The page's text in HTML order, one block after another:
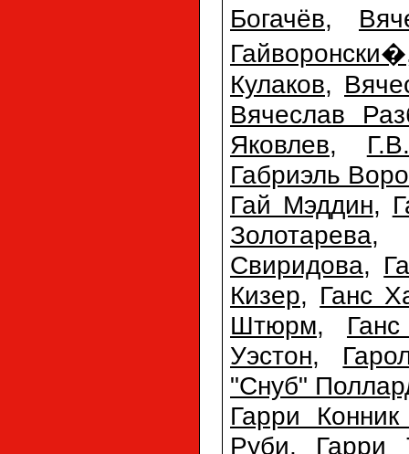
Богачёв,
Гайворонски�
Кулаков,
Вячеслав
Яковлев,
Габриэль
Гай Мэддин,
Золотарева
Свиридова,
Кизер, Ганс
Штюрм,
Уэстон,
"Снуб"
Гарри
Руби, Гарри